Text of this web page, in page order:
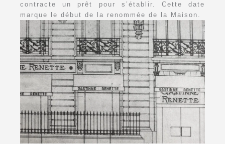
contracte un prêt pour s’établir. Cette date
marque le début de la renommée de la Maison.